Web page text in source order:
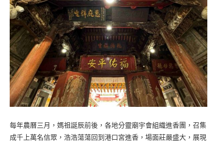
每年農曆三月，媽祖誕辰前後，各地分靈廟宇會組織進香團，召集
成千上萬名信眾，浩浩蕩蕩回到港口宮進香，場面莊嚴盛大，展現